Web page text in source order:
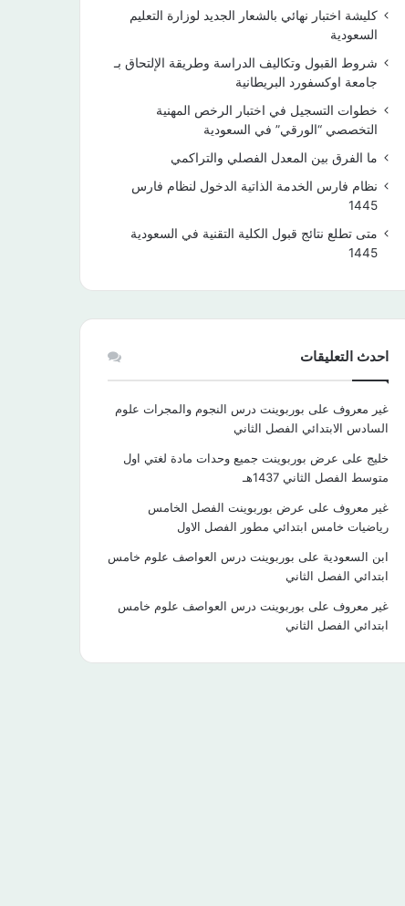
كليشة اختبار نهائي بالشعار الجديد لوزارة التعليم
السعودية
شروط القبول وتكاليف الدراسة وطريقة الإلتحاق بـ
جامعة اوكسفورد البريطانية
خطوات التسجيل في اختبار الرخص المهنية
التخصصي “الورقي” في السعودية
ما الفرق بين المعدل الفصلي والتراكمي
نظام فارس الخدمة الذاتية الدخول لنظام فارس
1445
متى تطلع نتائج قبول الكلية التقنية في السعودية
1445
احدث التعليقات
غير معروف على بوربوينت درس النجوم والمجرات علوم
السادس الابتدائي الفصل الثاني
خليج على عرض بوربوينت جميع وحدات مادة لغتي اول
متوسط الفصل الثاني 1437هـ
غير معروف على عرض بوربوينت الفصل الخامس
رياضيات خامس ابتدائي مطور الفصل الاول
ابن السعودية على بوربوينت درس العواصف علوم خامس
ابتدائي الفصل الثاني
غير معروف على بوربوينت درس العواصف علوم خامس
ابتدائي الفصل الثاني